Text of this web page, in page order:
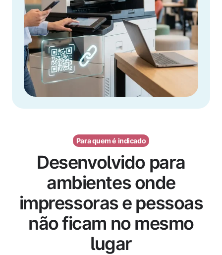
Para quem é indicado
Desenvolvido para
ambientes onde
impressoras e pessoas
não ficam no mesmo
lugar